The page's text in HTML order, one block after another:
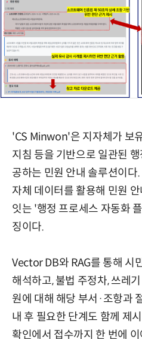
'CS Minwon'은 지자체가 보
지침 등을 기반으로 일관된
공하는 민원 안내 솔루션이다
자체 데이터를 활용해 민원
잇는 '행정 프로세스 자동화
징이다.
Vector DB와 RAG를 통해 시
해석하고, 불법 주정차, 쓰레
원에 대해 해당 부서·조항과
내 후 필요한 단계도 함께 제
확인에서 접수까지 한 번에